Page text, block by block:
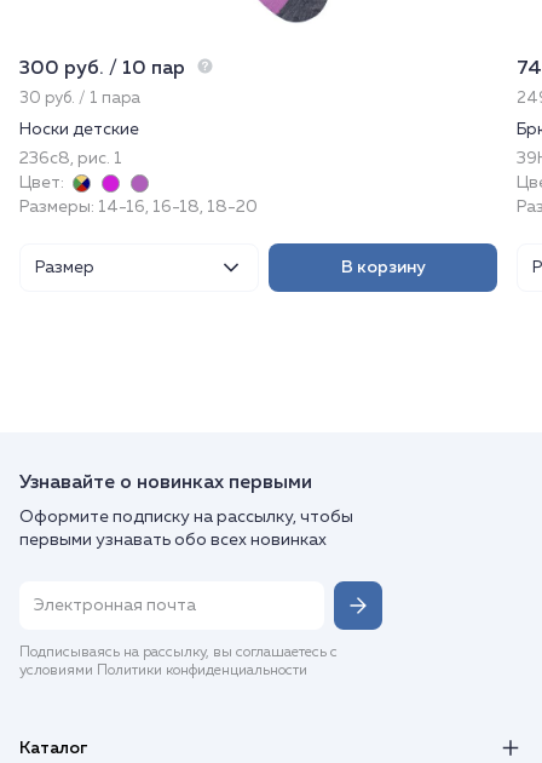
300 руб. / 10 пар
30 руб. / 1 пара
Носки детские
236с8, рис. 1
Цвет:
Размеры: 14-16, 16-18, 18-20
Размер В корзину
Узнавайте о новинках первыми
Оформите подписку на рассылку, чтобы
первыми узнавать обо всех новинках
Подписываясь на рассылку, вы соглашаетесь с
условиями Политики конфиденциальности
Каталог